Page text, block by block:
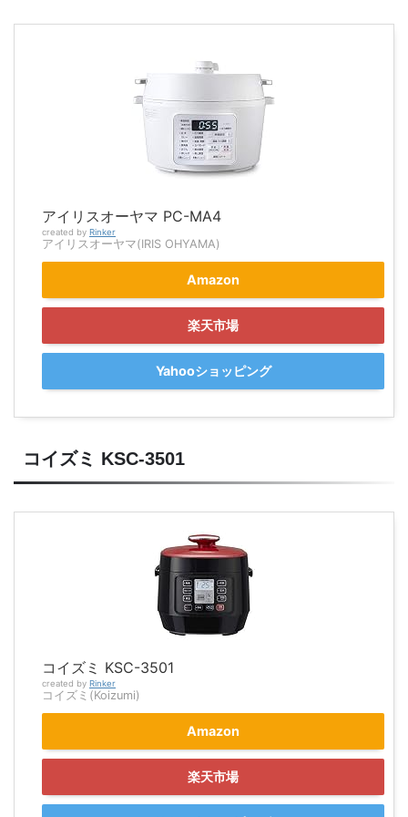
アイリスオーヤマ PC-MA4
created by Rinker
アイリスオーヤマ(IRIS OHYAMA)
Amazon
楽天市場
Yahooショッピング
コイズミ KSC-3501
コイズミ KSC-3501
created by Rinker
コイズミ(Koizumi)
Amazon
楽天市場